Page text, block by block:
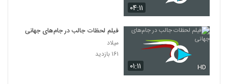
۰۴:۱۱
۰۱:۱۱ HD
فیلم لحظات جالب در جام‌های جهانی
میلاد
۱۶۱ بازدید